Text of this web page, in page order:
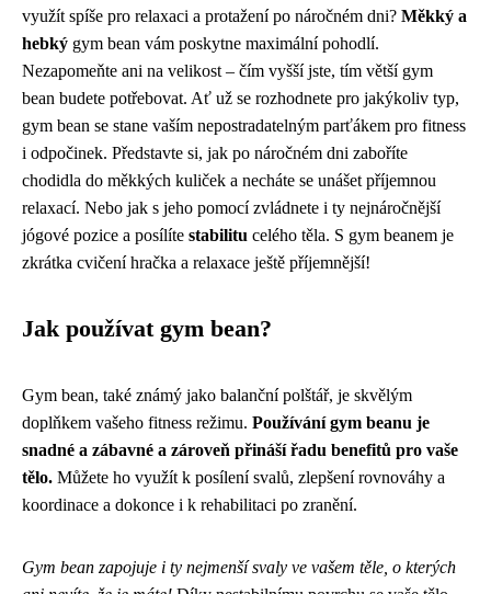
využít spíše pro relaxaci a protažení po náročném dni? Měkký a
hebký gym bean vám poskytne maximální pohodlí.
Nezapomeňte ani na velikost – čím vyšší jste, tím větší gym
bean budete potřebovat. Ať už se rozhodnete pro jakýkoliv typ,
gym bean se stane vaším nepostradatelným parťákem pro fitness
i odpočinek. Představte si, jak po náročném dni zaboříte
chodidla do měkkých kuliček a necháte se unášet příjemnou
relaxací. Nebo jak s jeho pomocí zvládnete i ty nejnáročnější
jógové pozice a posílíte stabilitu celého těla. S gym beanem je
zkrátka cvičení hračka a relaxace ještě příjemnější!
Jak používat gym bean?
Gym bean, také známý jako balanční polštář, je skvělým
doplňkem vašeho fitness režimu. Používání gym beanu je
snadné a zábavné a zároveň přináší řadu benefitů pro vaše
tělo. Můžete ho využít k posílení svalů, zlepšení rovnováhy a
koordinace a dokonce i k rehabilitaci po zranění.
Gym bean zapojuje i ty nejmenší svaly ve vašem těle, o kterých